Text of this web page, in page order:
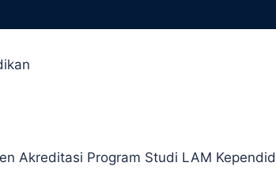
Akreditasi Program Studi LAM